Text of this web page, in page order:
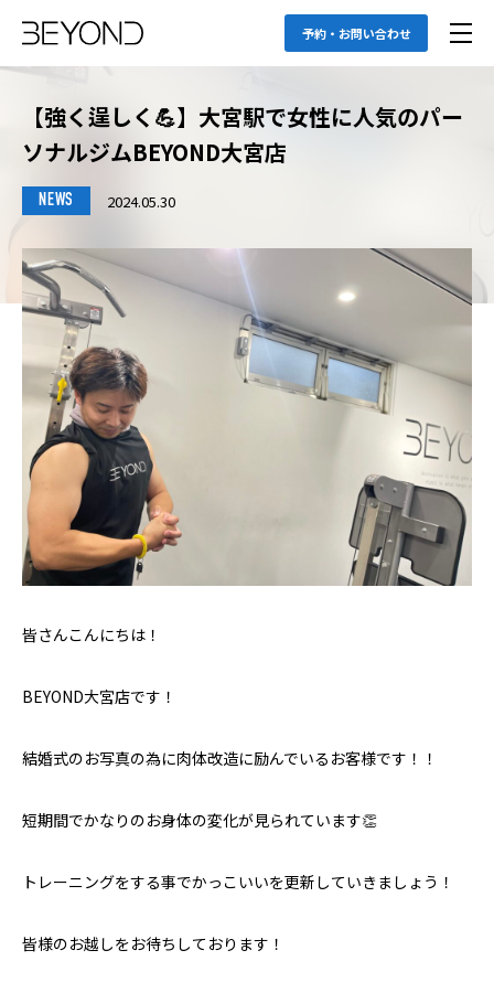
予約・お問い合わせ
【強く逞しく💪】大宮駅で女性に人気のパー
ソナルジムBEYOND大宮店
NEWS 2024.05.30
皆さんこんにちは！
BEYOND大宮店です！
結婚式のお写真の為に肉体改造に励んでいるお客様です！！
短期間でかなりのお身体の変化が見られています👏
トレーニングをする事でかっこいいを更新していきましょう！
皆様のお越しをお待ちしております！